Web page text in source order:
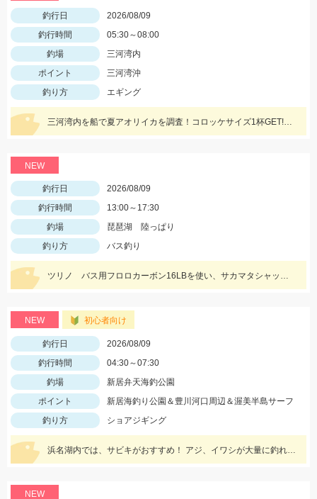
釣行日
2026/08/09
釣行時間
05:30～08:00
釣場
三河湾内
ポイント
三河湾沖
釣り方
エギング
三河湾内を船で夏アオリイカを調査！コロッケサイズ1杯GET!今年の秋は良さそうかも？？※調査の為リリースさせて頂きました。小型アオリイカのリリースご協力お願いします
NEW
釣行日
2026/08/09
釣行時間
13:00～17:30
釣場
琵琶湖 陸っぱり
釣り方
バス釣り
ツリノ バス用フロロカーボン16LBを使い、サカマタシャッド6インチノーシンカージャークで50cmジャストをキャッチ!!夕マズメはデカいワームが効きます♪
NEW 初心者向け
釣行日
2026/08/09
釣行時間
04:30～07:30
釣場
新居弁天海釣公園
ポイント
新居海釣り公園＆豊川河口周辺＆渥美半島サーフ
釣り方
ショアジギング
浜名湖内では、サビキがおすすめ！ アジ、イワシが大量に釣れてますよ。 豊川周辺では、ハゼが入れ喰い状態！ 渥美半島側では、マゴチ、ヒラメ、青物 などターゲットが多数回遊中！
NEW